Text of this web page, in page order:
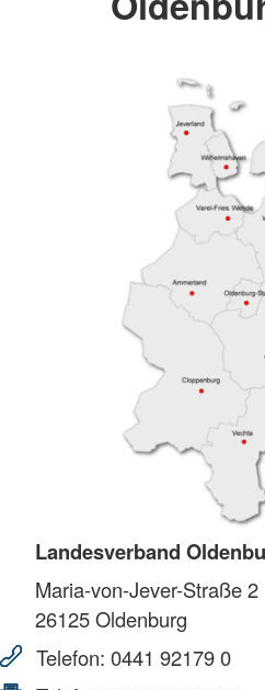
Landesverband
Maria-von-Jever-Straße 2
26125Oldenburg
Telefon: 0441 92179 0